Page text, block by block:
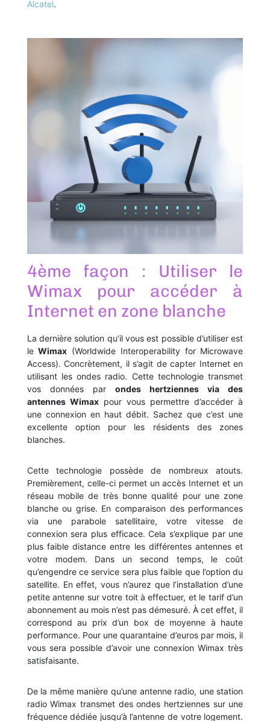
Alcatel.
4ème façon : Utiliser le
Wimax pour accéder à
Internet en zone blanche
La dernière solution qu’il vous est possible d’utiliser est
leWimax (Worldwide Interoperability for Microwave
Access). Concrètement, il s’agit de capter Internet en
utilisant les ondes radio. Cette technologie transmet
vos données par ondes hertziennes via des
antennes Wimaxpour vous permettre d’accéder à
une connexion en haut débit. Sachez que c’est une
excellente option pour les résidents des zones
blanches.
Cette technologie possède de nombreux atouts.
Premièrement, celle-ci permet un accès Internet et un
réseau mobile de très bonne qualité pour une zone
blanche ou grise. En comparaison des performances
via une parabole satellitaire, votre vitesse de
connexion sera plus efficace. Cela s’explique par une
plus faible distance entre les différentes antennes et
votre modem. Dans un second temps, le coût
qu’engendre ce service sera plus faible que l’option du
satellite. En effet, vous n’aurez que l’installation d’une
petite antenne sur votre toit à effectuer, et le tarif d’un
abonnement au mois n’est pas démesuré. À cet effet, il
correspond au prix d’un box de moyenne à haute
performance. Pour une quarantaine d’euros par mois, il
vous sera possible d’avoir une connexion Wimax très
satisfaisante.
De la même manière qu’une antenne radio, une station
radio Wimax transmet des ondes hertziennes sur une
fréquence dédiée jusqu’à l’antenne de votre logement.